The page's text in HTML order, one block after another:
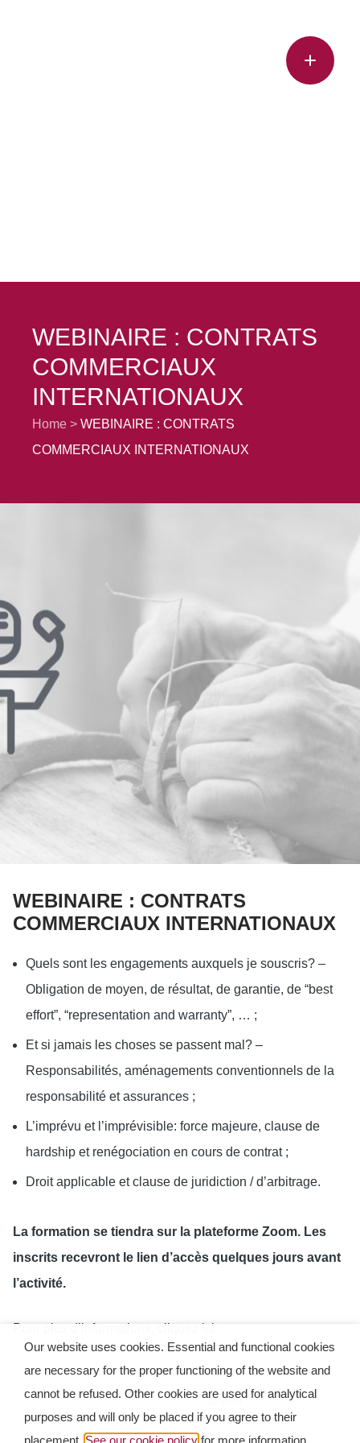
WEBINAIRE : CONTRATS
COMMERCIAUX
INTERNATIONAUX
Home
WEBINAIRE : CONTRATS
COMMERCIAUX INTERNATIONAUX
WEBINAIRE : CONTRATS
COMMERCIAUX INTERNATIONAUX
Quels sont les engagements auxquels je souscris? –
Obligation de moyen, de résultat, de garantie, de “best
effort”, “representation and warranty”, … ;
Et si jamais les choses se passent mal? –
Responsabilités, aménagements conventionnels de la
responsabilité et assurances ;
L’imprévu et l’imprévisible: force majeure, clause de
hardship et renégociation en cours de contrat ;
Droit applicable et clause de juridiction / d’arbitrage.
La formation se tiendra sur la plateforme Zoom. Les
inscrits recevront le lien d’accès quelques jours avant
l’activité.
Pour plus d’informations, cliquez ici
Ⓒ 2026
Conditions of use
Our website uses cookies. Essential and functional cookies
are necessary for the proper functioning of the website and
cannot be refused. Other cookies are used for analytical
purposes and will only be placed if you agree to their